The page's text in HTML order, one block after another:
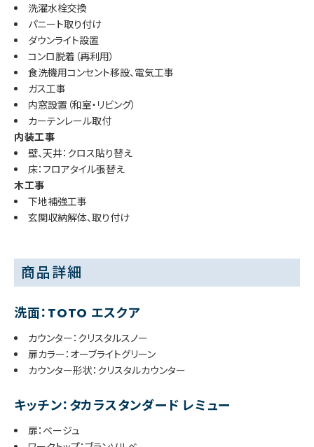
洗濯水栓交換
パニート取り付け
ダウンライト設置
コンロ脱着（再利用）
食洗機用コンセント移設、電気工事
ガス工事
内窓設置（和室・リビング）
カーテンレール取付
内装工事
壁、天井：クロス貼り替え
床：フロアタイル張替え
木工事
下地補強工事
玄関収納解体、取り付け
商品詳細
洗面：TOTO エスクア
カウンター：クリスタルスノー
扉カラー：オーブライトグリーン
カウンター形状：クリスタルカウンター
キッチン：タカラスタンダード レミュー
扉：ベージュ